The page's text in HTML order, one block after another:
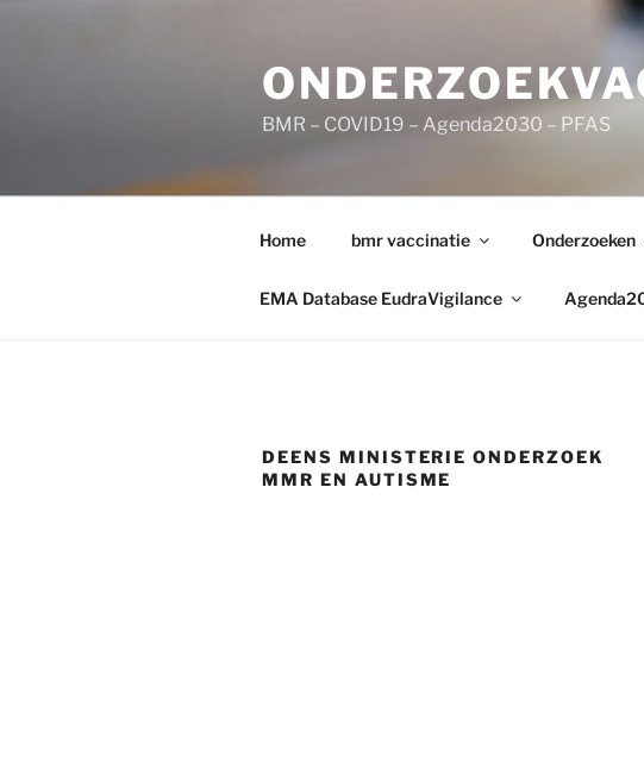
BMR – COVID19 – Agenda2030 – PFAS
Home bmr vaccinatie Onderzoeken
EMA Database EudraVigilance
DEENS MINISTERIE ONDERZOEK
MMR EN AUTISME